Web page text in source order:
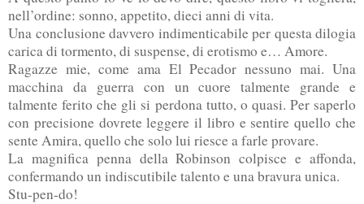
nell’ordine: sonno, appetito, dieci anni di vita.
Una conclusione davvero indimenticabile per questa dilogia
carica di tormento, di suspense, di erotismo e… Amore.
Ragazze mie, come ama El Pecador nessuno mai. Una
macchina da guerra con un cuore talmente grande e
talmente ferito che gli si perdona tutto, o quasi. Per saperlo
con precisione dovrete leggere il libro e sentire quello che
sente Amira, quello che solo lui riesce a farle provare.
La magnifica penna della Robinson colpisce e affonda,
confermando un indiscutibile talento e una bravura unica.
Stu-pen-do!